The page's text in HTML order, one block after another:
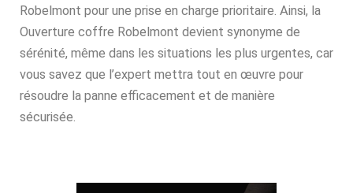
Robelmont pour une prise en charge prioritaire. Ainsi, la
Ouverture coffre Robelmont devient synonyme de
sérénité, même dans les situations les plus urgentes, car
vous savez que l’expert mettra tout en œuvre pour
résoudre la panne efficacement et de manière
sécurisée.